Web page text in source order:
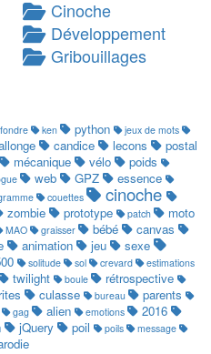
Cinoche
Développement
Gribouillages
ken python
jeux de mots
candice lecons
postal
mécanique vélo poids
web GPZ essence
couettes cinoche
zombie prototype patch moto
MAO graisser bébé
canvas
animation jeu sexe
solitude sol crevard
estimations
twilight boule rétrospective
culasse bureau parents
gag alien emotions
2016
jQuery poil poils
message